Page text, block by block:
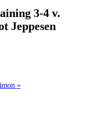
3-4 v.
Jeppesen
»